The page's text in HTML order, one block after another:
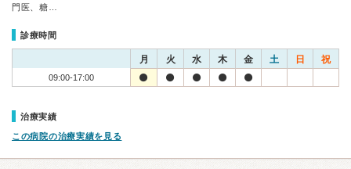
門医、糖…
診療時間
月 火 水 木 金 土 日 祝
09:00-17:00
治療実績
この病院の治療実績を見る